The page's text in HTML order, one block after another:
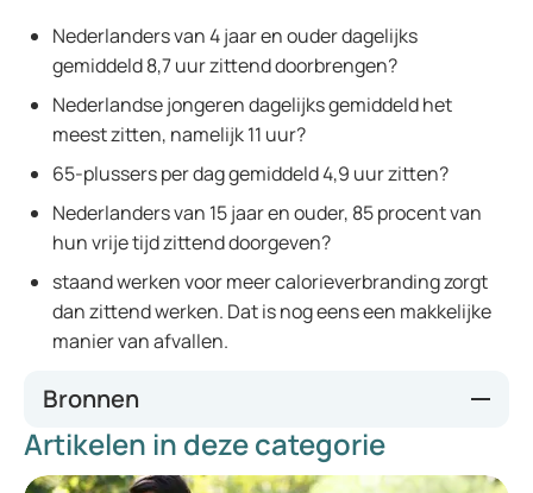
Nederlanders van 4 jaar en ouder dagelijks
gemiddeld 8,7 uur zittend doorbrengen?
Nederlandse jongeren dagelijks gemiddeld het
meest zitten, namelijk 11 uur?
65-plussers per dag gemiddeld 4,9 uur zitten?
Nederlanders van 15 jaar en ouder, 85 procent van
hun vrije tijd zittend doorgeven?
staand werken voor meer calorieverbranding zorgt
dan zittend werken. Dat is nog eens een makkelijke
manier van afvallen.
Bronnen
https://academic.oup.com/jnci
https://stekkerblokkenshop.nl/
Artikelen in deze categorie